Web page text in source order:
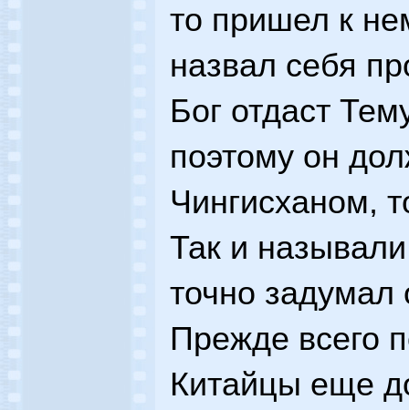
то пришел к
назвал себя
Бог отдаст
поэтому он
Чингисханом,
Так и
точно задумал
Прежде всего
Китайцы еще